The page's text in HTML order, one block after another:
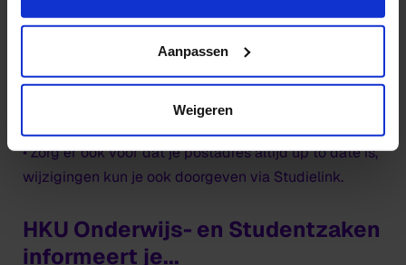
https://www.hku.nl/privacy-statement-en-
Aanpassen
Weigeren
• Wanneer je mailadres gebounced wordt (dus niet
bezorgd kan worden), neemt HKU Onderwijs- en
Studentzaken hierover contact met je op.
• Zorg er ook voor dat je postadres altijd up to date is,
wijzigingen kun je ook doorgeven via Studielink.
HKU Onderwijs- en Studentzaken
informeert je...